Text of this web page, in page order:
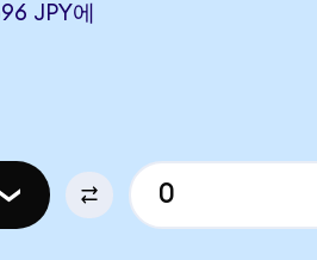
JPY에